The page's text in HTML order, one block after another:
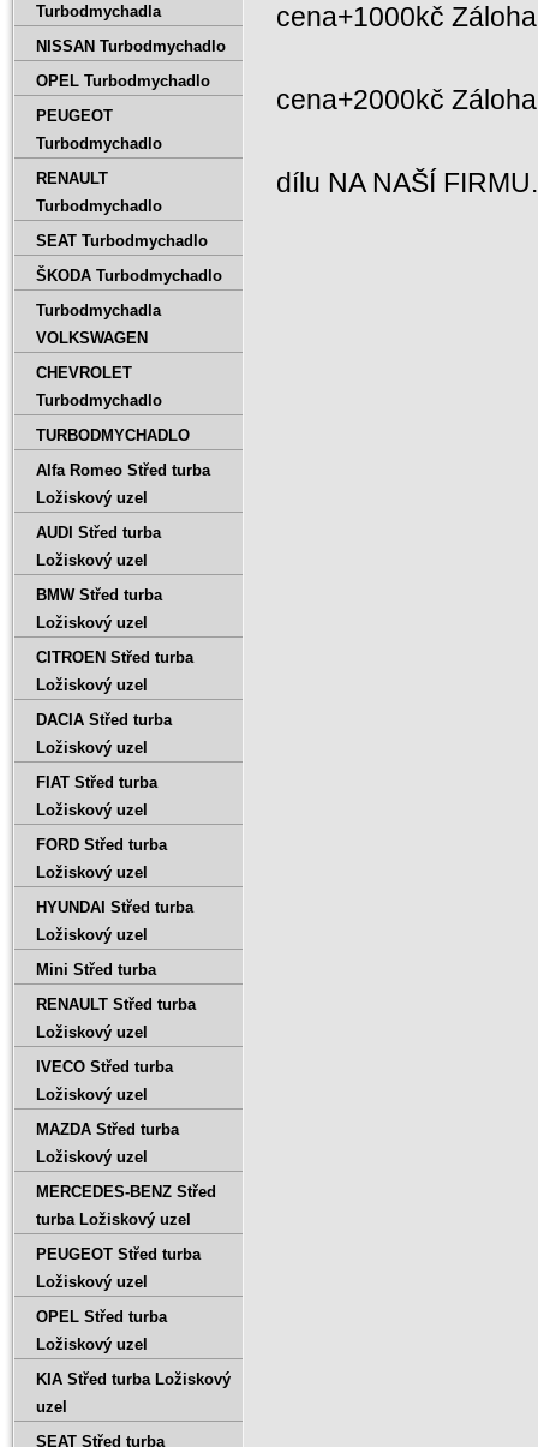
cena+1000kč
cena+2000kč
dílu NA NAŠÍ
Turbodmychadla
NISSAN Turbodmychadlo
OPEL Turbodmychadlo
PEUGEOT
Turbodmychadlo
RENAULT
Turbodmychadlo
SEAT Turbodmychadlo
ŠKODA Turbodmychadlo
Turbodmychadla
VOLKSWAGEN
CHEVROLET
Turbodmychadlo
TURBODMYCHADLO
Alfa Romeo Střed turba
Ložiskový uzel
AUDI Střed turba
Ložiskový uzel
BMW Střed turba
Ložiskový uzel
CITROEN Střed turba
Ložiskový uzel
DACIA Střed turba
Ložiskový uzel
FIAT Střed turba
Ložiskový uzel
FORD Střed turba
Ložiskový uzel
HYUNDAI Střed turba
Ložiskový uzel
Mini Střed turba
RENAULT Střed turba
Ložiskový uzel
IVECO Střed turba
Ložiskový uzel
MAZDA Střed turba
Ložiskový uzel
MERCEDES-BENZ Střed
turba Ložiskový uzel
PEUGEOT Střed turba
Ložiskový uzel
OPEL Střed turba
Ložiskový uzel
KIA Střed turba Ložiskový
uzel
SEAT Střed turba